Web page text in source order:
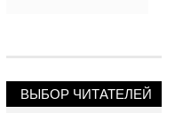
ВЫБОР ЧИТАТЕЛЕЙ